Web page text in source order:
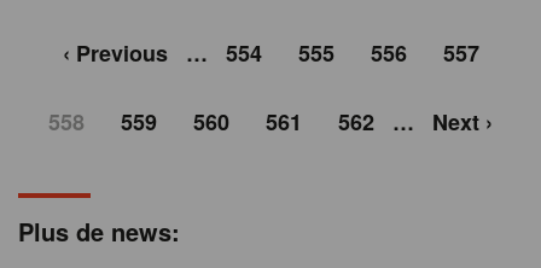
Plus de news:
‹ Previous … 554 555 556 557
558 559 560 561 562 … Next ›